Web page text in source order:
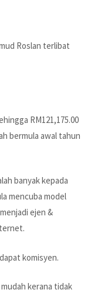
Roslan terlibat
RM121,175.00
bermula awal tahun
banyak kepada
mencuba model
ejen &
komisyen.
kerana tidak